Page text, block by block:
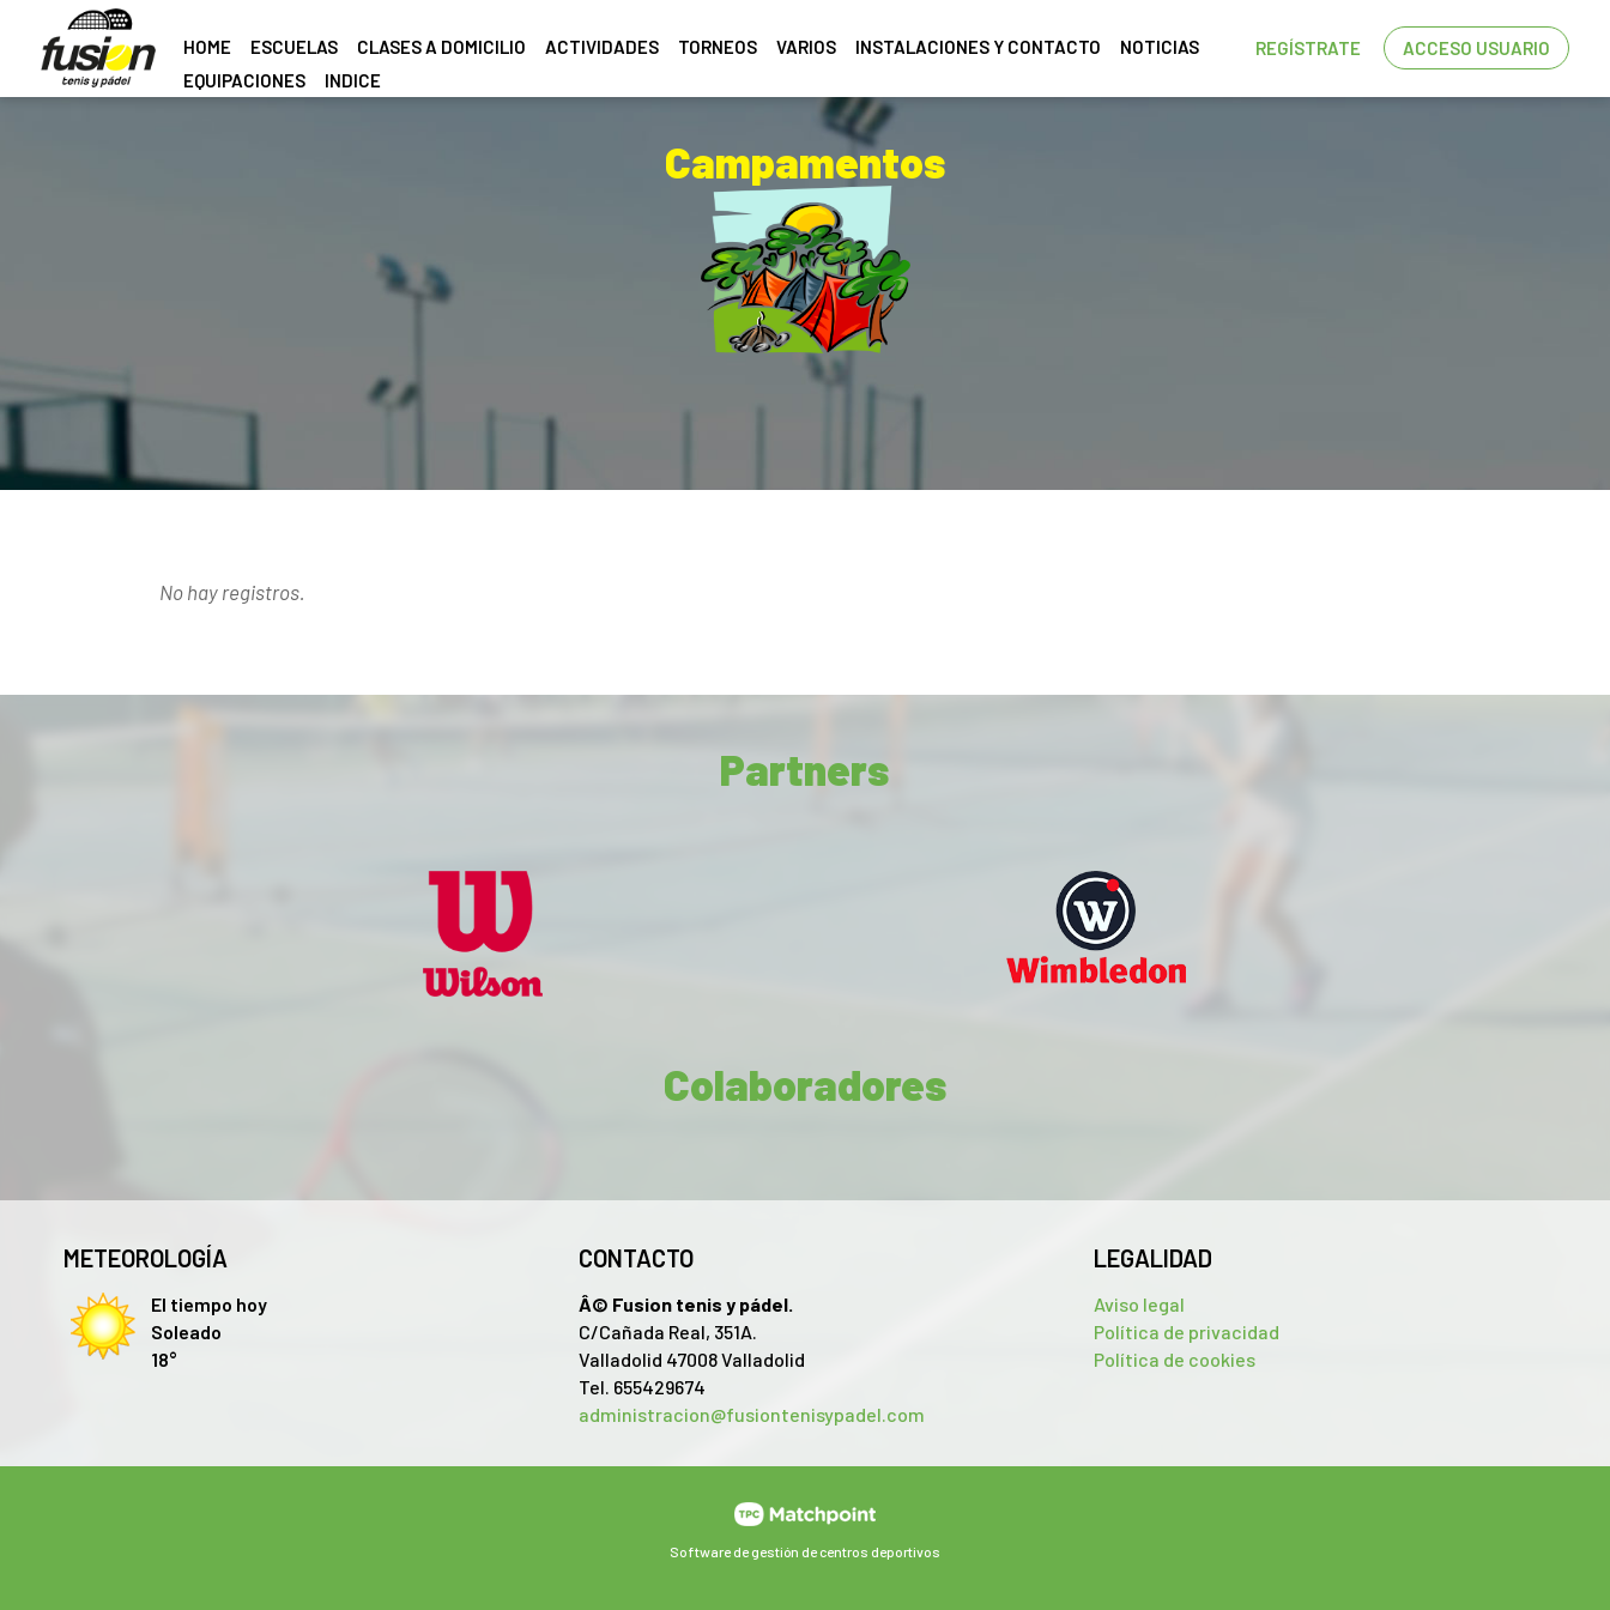
REGÍSTRATE ACCESO USUARIO
HOME ESCUELAS CLASES A DOMICILIO ACTIVIDADES TORNEOS VARIOS INSTALACIONES Y CONTACTO
NOTICIAS
EQUIPACIONES
INDICE
Campamentos
No hay registros.
Partners
Colaboradores
METEOROLOGÍA
El tiempo hoy
Soleado
18°
CONTACTO
Â© Fusion tenis y pádel.
C/Cañada Real, 351A.
Valladolid 47008 Valladolid
Tel. 655429674
administracion@fusiontenisypadel.com
LEGALIDAD
Aviso legal
Política de privacidad
Política de cookies
Software de gestión de centros deportivos